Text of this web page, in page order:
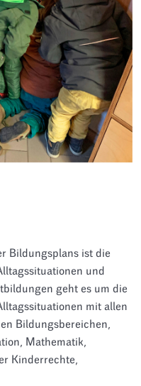
Bildungsplans ist die
und
geht es um die
mit allen
Bildungsbereichen,
Mathematik,
Kinderrechte,